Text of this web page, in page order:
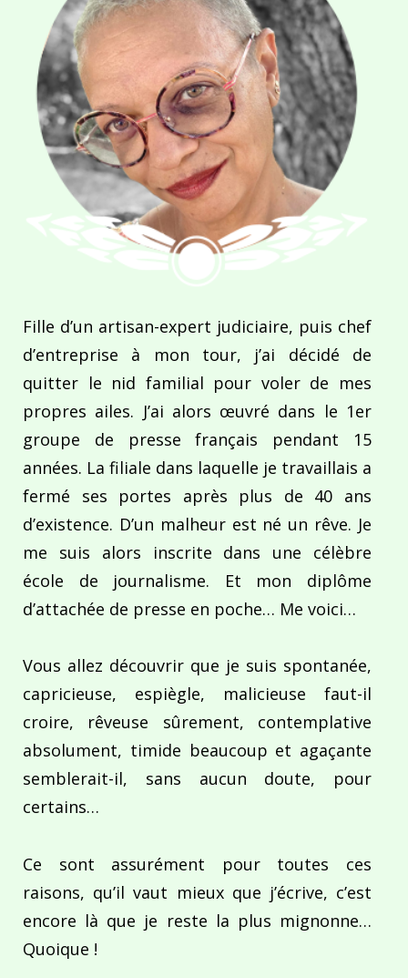
Fille d’un artisan-expert judiciaire, puis chef
d’entreprise à mon tour, j’ai décidé de
quitter le nid familial pour voler de mes
propres ailes. J’ai alors œuvré dans le 1er
groupe de presse français pendant 15
années. La filiale dans laquelle je travaillais a
fermé ses portes après plus de 40 ans
d’existence. D’un malheur est né un rêve. Je
me suis alors inscrite dans une célèbre
école de journalisme. Et mon diplôme
d’attachée de presse en poche… Me voici…
Vous allez découvrir que je suis spontanée,
capricieuse, espiègle, malicieuse faut-il
croire, rêveuse sûrement, contemplative
absolument, timide beaucoup et agaçante
semblerait-il, sans aucun doute, pour
certains…
Ce sont assurément pour toutes ces
raisons, qu’il vaut mieux que j’écrive, c’est
encore là que je reste la plus mignonne…
Quoique !